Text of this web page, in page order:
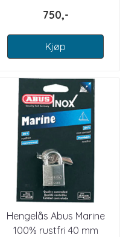
750,-
Kjøp
Hengelås Abus Marine
100% rustfri 40 mm